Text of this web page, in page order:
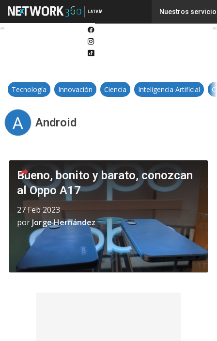
Nuestros
Tecnología Innovación Ciencia Inteligencia Artificial
A Android
Bueno, bonito y barato, conozcan
al Oppo A17
27 Feb 2023
porJorge Hernández